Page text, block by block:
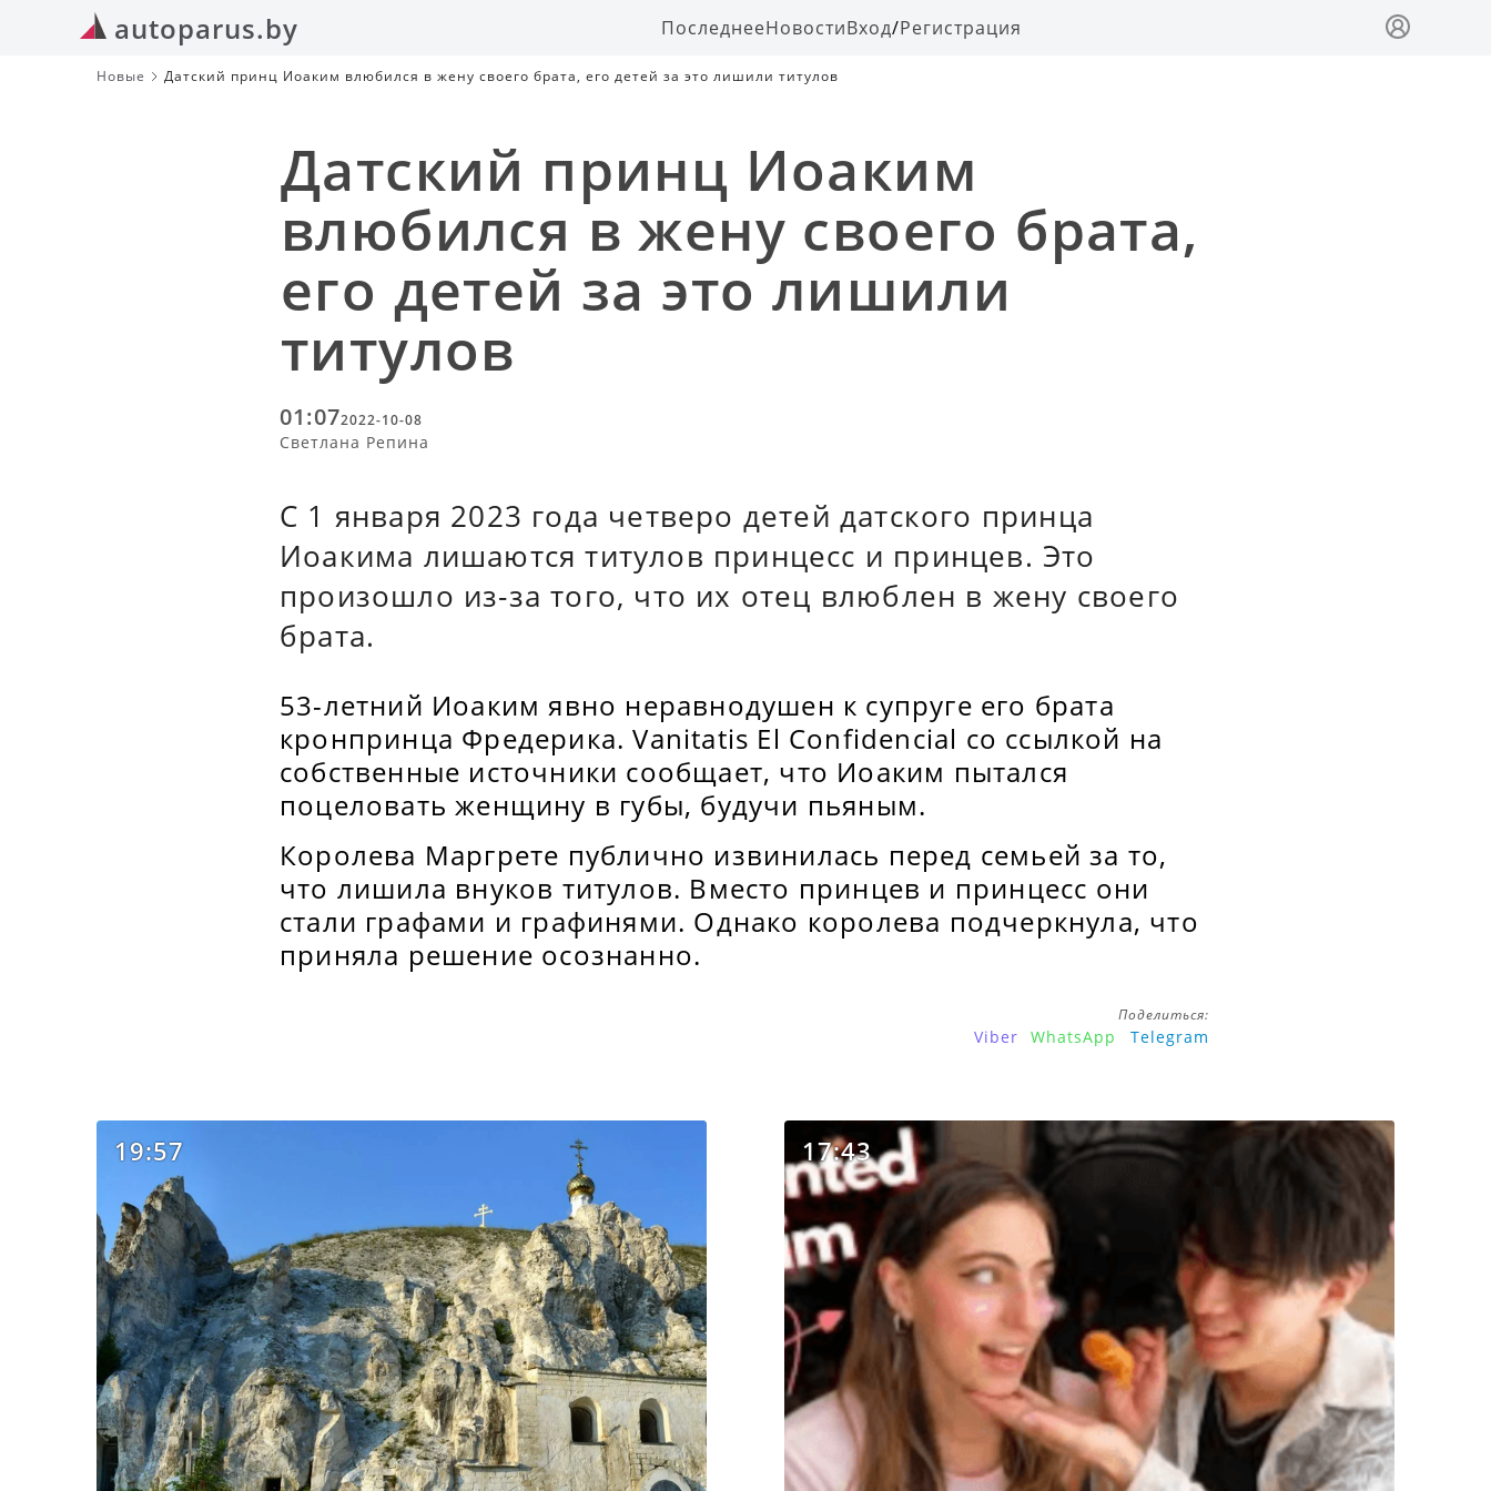
autoparus.by ПоследнееНовостиВход/Регистрация
Новые Датский принц Иоаким влюбился в жену своего брата, его детей за это лишили титулов
Датский принц Иоаким
влюбился в жену своего брата,
его детей за это лишили
титулов
01:072022-10-08
Светлана Репина
С 1 января 2023 года четверо детей датского принца
Иоакима лишаются титулов принцесс и принцев. Это
произошло из-за того, что их отец влюблен в жену своего
брата.
53-летний Иоаким явно неравнодушен к супруге его брата
кронпринца Фредерика. Vanitatis El Confidencial со ссылкой на
собственные источники сообщает, что Иоаким пытался
поцеловать женщину в губы, будучи пьяным.
Королева Маргрете публично извинилась перед семьей за то,
что лишила внуков титулов. Вместо принцев и принцесс они
стали графами и графинями. Однако королева подчеркнула, что
приняла решение осознанно.
Поделиться:
Viber WhatsApp Telegram
19:57 17:43